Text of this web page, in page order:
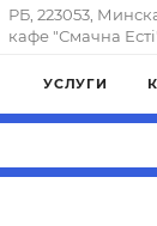
РБ, 223053,
кафе "Смачна
УСЛУГИ